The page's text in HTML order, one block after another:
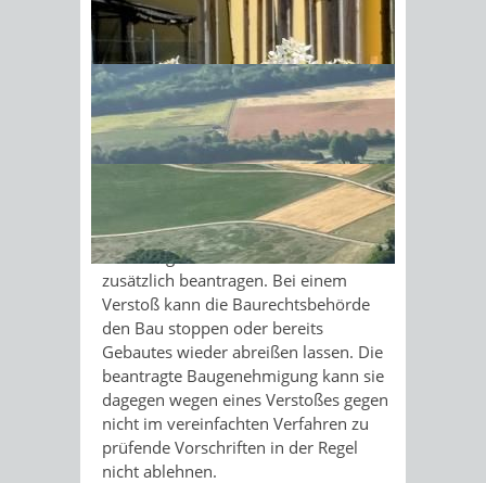
Sonnenschein am Morgen im
Ahornwald
Die zuständige Stelle prüft weniger als
in anderen Verfahren.
Als Bauherrin oder Bauherr tragen Sie
die Verantwortung dafür, dassdie
öffentlich-rechtlichenVorschriften, die
im verei
nfachten
Baugenehmigungsverfahren nicht
geprüft werden, eing
halten werden.
Im Einzelfall müssen Sie eine
Abweichung, Ausnahme oder
Befreiung vondiesenVorschriften
zusätzlich beantragen. Bei einem
Verstoß kann die Baurechtsbehörde
den Bau stoppen oder bereits
Gebautes wieder abreißen lassen. Die
beantragte Baugenehmigung kann sie
dagegen wegen eines Verstoßes gegen
nicht im vereinfachten Verfahren zu
prüfende Vorschriften in der Regel
nicht ablehnen.